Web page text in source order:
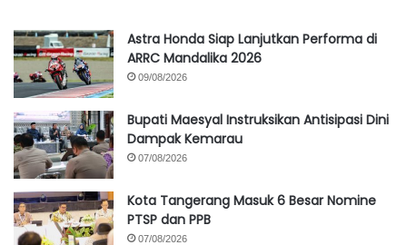
Astra Honda Siap Lanjutkan Performa di
ARRC Mandalika 2026
09/08/2026
Bupati Maesyal Instruksikan Antisipasi Dini
Dampak Kemarau
07/08/2026
Kota Tangerang Masuk 6 Besar Nomine
PTSP dan PPB
07/08/2026